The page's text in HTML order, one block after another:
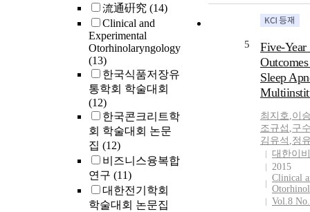
流通硏究 (14)
Clinical and
Experimental
Otorhinolaryngology
(13)
한국식품저장유
통학회 학술대회
(12)
한국콘크리트학
회 학술대회 논문
집 (12)
비즈니스융복합
연구 (11)
대한전기학회
학술대회 논문집
in Korean
(OSAS).
patients with
underwent
titration for
Correlations
CPAP level
including
analyzed.
for optimal
developed
5
Five-Year
Sleep
최지호,이
조규섭 ,구
김유석 ,정
대한이
2015
Clinical
Vol.8